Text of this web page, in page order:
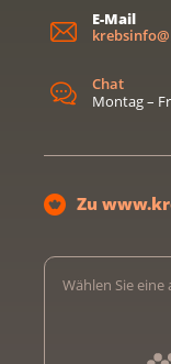
E-Mail
Chat
Montag –
Zu
Wählen Sie